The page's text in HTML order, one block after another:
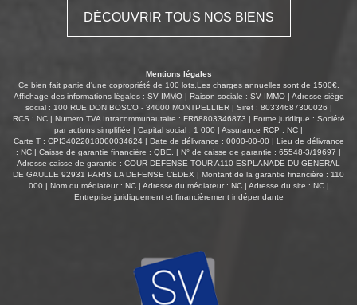
DÉCOUVRIR TOUS NOS BIENS
Mentions légales
Ce bien fait partie d'une copropriété de 100 lots.Les charges annuelles sont de 1500€.
Affichage des informations légales : SV IMMO | Raison sociale : SV IMMO | Adresse siège
social : 100 RUE DON BOSCO - 34000 MONTPELLIER | Siret : 80334687300026 |
RCS : NC | Numero TVA Intracommunautaire : FR68803346873 | Forme juridique : Société
par actions simplifiée | Capital social : 1 000 | Assurance RCP : NC |
Carte T : CPI34022018000034624 | Date de délivrance : 0000-00-00 | Lieu de délivrance
: NC | Caisse de garantie financière : QBE. | N° de caisse de garantie : 65548-3/19697 |
Adresse caisse de garantie : COUR DEFENSE TOUR A110 ESPLANADE DU GENERAL
DE GAULLE 92931 PARIS LA DEFENSE CEDEX | Montant de la garantie financière : 110
000 | Nom du médiateur : NC | Adresse du médiateur : NC | Adresse du site : NC |
Entreprise juridiquement et financièrement indépendante